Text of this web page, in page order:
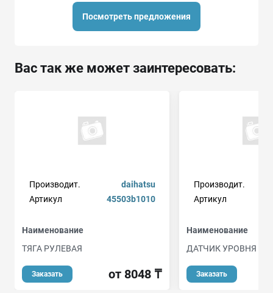
Посмотреть предложения
Вас так же может заинтересовать:
Производит.
daihatsu
Артикул
45503b1010
Наименование
ТЯГА РУЛЕВАЯ
Заказать от 8048 ₸
Производит.
Артикул
Наименование
ДАТЧИК УРОВНЯ
Заказать